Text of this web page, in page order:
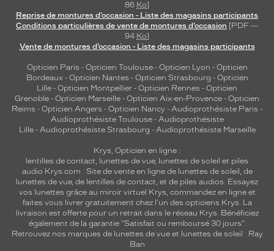
86 Ko]
Reprise de montures d’occasion - Liste des magasins participants
Conditions particulières de vente de montures d’occasion [PDF —
94 Ko]
Vente de montures d’occasion - Liste des magasins participants
Opticien Paris - Opticien Toulouse- Opticien Lyon - Opticien
Bordeaux- Opticien Nantes - Opticien Strasbourg - Opticien
Lille - Opticien Montpellier - Opticien Rennes - Opticien
Grenoble - Opticien Marseille - Opticien Aix-en-Provence - Opticien
Reims - Opticien Angers - Opticien Nancy - Audioprothésiste Paris -
Audioprothésiste Toulouse- Audioprothésiste
Lille- Audioprothésiste Strasbourg - Audioprothésiste Marseille
Krys, Opticien en ligne :
lentilles de contact, lunettes de vue, lunettes de soleil et piles
audio Krys.com : Site de vente en ligne de lunettes de soleil, de
lunettes de vue, de lentilles de contact, et de piles audios. Essayez
vos lunettes grâce au miroir virtuel Krys, commandez en ligne et
faites vous livrer gratuitement chez l'un des opticiens Krys. La
livraison est offerte pour un retrait dans le réseau Krys. Bénéficiez
également de la garantie "Satisfait ou remboursé 30 jours".
Retrouvez nos marques de lunettes de vue et lunettes de soleil : Ray
Ban